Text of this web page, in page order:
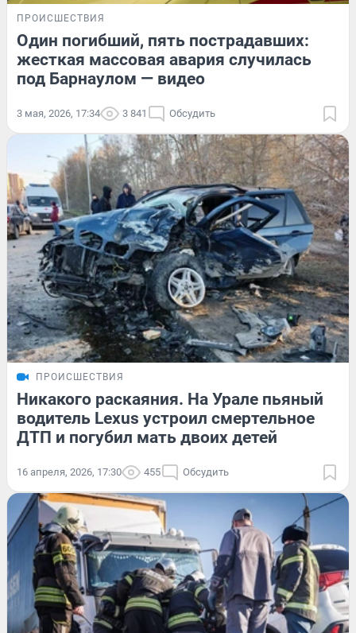
ПРОИСШЕСТВИЯ
Один погибший, пять пострадавших:
жесткая массовая авария случилась
под Барнаулом — видео
3 мая, 2026, 17:34 3 841 Обсудить
ПРОИСШЕСТВИЯ
Никакого раскаяния. На Урале пьяный
водитель Lexus устроил смертельное
ДТП и погубил мать двоих детей
16 апреля, 2026, 17:30 455 Обсудить